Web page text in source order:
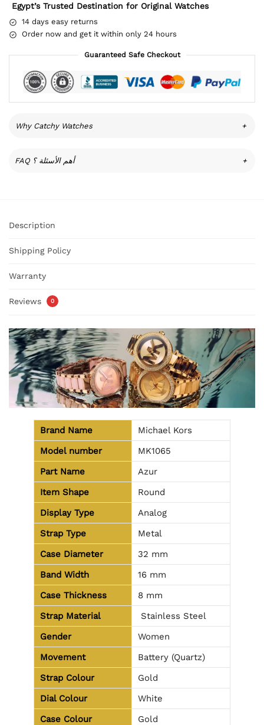
Egypt’s Trusted Destination for Original Watches
14 days easy returns
Order now and get it within only 24 hours
Guaranteed Safe Checkout
Why Catchy Watches +
FAQ أهم الأسئلة ؟ +
Description
Shipping Policy
Warranty
Reviews 0
Brand Name
Michael Kors
Model number
MK1065
Part Name
Azur
Item Shape
Round
Display Type
Analog
Strap Type
Metal
Case Diameter
32 mm
Band Width
16 mm
Case Thickness
8 mm
Strap Material
Stainless Steel
Gender
Women
Movement
Battery (Quartz)
Strap Colour
Gold
Dial Colour
White
Case Colour
Gold